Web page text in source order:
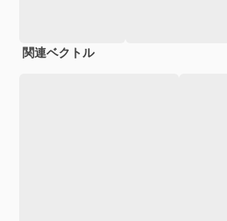
関連ベクトル